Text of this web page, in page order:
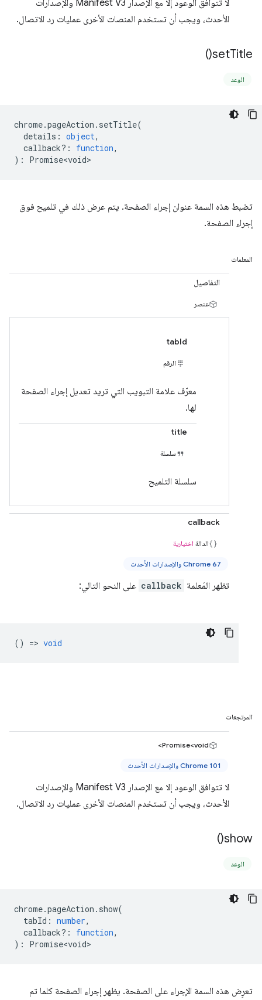
لا تتوافق الوعود إلا مع الإصدار Manifest V3 والإصدارات
الأحدث، ويجب أن تستخدم المنصات الأخرى عمليات رد الاتصال.
setTitle(
)
الوعد
chrome.pageAction . setTitle(
details : object,
callback? : function,
) : Promise<void>
تضبط هذه السمة عنوان إجراء الصفحة. يتم عرض ذلك في تلميح فوق
إجراء الصفحة.
المعلمات
التفاصيل
عنصر
tabId
الرقم
معرّف علامة التبويب التي تريد تعديل إجراء الصفحة
لها.
title
سلسلة
سلسلة التلميح
callback
الدالة اختيارية
Chrome 67 والإصدارات الأحدث
تظهر المَعلمة callback على النحو التالي:
() => void
المرتجعات
Promise<void>
Chrome 101 والإصدارات الأحدث
لا تتوافق الوعود إلا مع الإصدار Manifest V3 والإصدارات
الأحدث، ويجب أن تستخدم المنصات الأخرى عمليات رد الاتصال.
show(
)
الوعد
chrome.pageAction . show(
tabId : number,
callback? : function,
) : Promise<void>
تعرِض هذه السمة الإجراء على الصفحة. يظهر إجراء الصفحة كلما تم